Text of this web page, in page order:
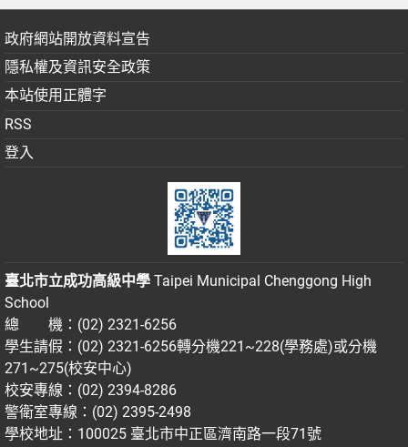
政府網站開放資料宣告
隱私權及資訊安全政策
本站使用正體字
RSS
登入
臺北市立成功高級中學 Taipei Municipal Chenggong High
School
總 機：(02) 2321-6256
學生請假：(02) 2321-6256轉分機221~228(學務處)或分機
271~275(校安中心)
校安專線：(02) 2394-8286
警衛室專線：(02) 2395-2498
學校地址：100025 臺北市中正區濟南路一段71號